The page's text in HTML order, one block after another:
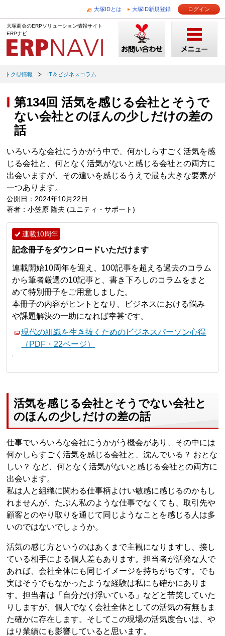
大塚IDとは 大塚ID新規登録 ログイン
大塚商会のERPソリューション情報サイト
ERPナビ
トク◎情報 IT＆ビジネスコラム
第134回 活気を感じる会社とそうで
ない会社とのほんの少しだけの差の
話
いろいろな会社にうかがう中で、何かしらすごく活気を感
じる会社と、何となく活気がないと感じる会社との両方に
出会いますが、その違いを感じるうえで最も大きな要素が
一つあります。
公開日：2024年10月22日
著者：小笠原 隆夫 (ユニティ・サポート)
連載10周年
記念冊子をダウンロードいただけます
連載開始10周年を迎え、100記事を超える過去のコラム
から筆者厳選の10記事と、書き下ろしのコラムをまと
めて特別冊子をご用意しました。
本冊子の内容がヒントとなり、ビジネスにおける悩み
や課題解決の一助になれば幸甚です。
現代の組織を生き抜くためのビジネスパーソン心得
（PDF・22ページ）
活気を感じる会社とそうでない会社と
のほんの少しだけの差の話
仕事でいろいろな会社にうかがう機会があり、その中には
何かしらすごく活気を感じる会社と、沈んでいる？ おとな
しい？ など、何となく活気がないと感じる会社との両方に
出会います。
私は人と組織に関わる仕事柄よけい敏感に感じるのかもし
れませんが、たぶん私のような仕事でなくても、取引先や
顧客とのやり取りを通じて同じようなことを感じる人は多
いのではないでしょうか。
活気の感じ方というのはあくまで主観になりますし、接し
ている相手による個人差もあります。担当者が活発な人で
あれば、会社全体にも同じイメージを持ちがちです。でも
実はそうでもなかったような経験は私にも確かにありま
す。担当者は「自分だけ浮いている」などと苦笑していた
りしますが、個人でなく会社全体としての活気の有無もま
た確かに存在します。そしてこの現場の活気度合いは、や
はり業績にも影響していると思います。